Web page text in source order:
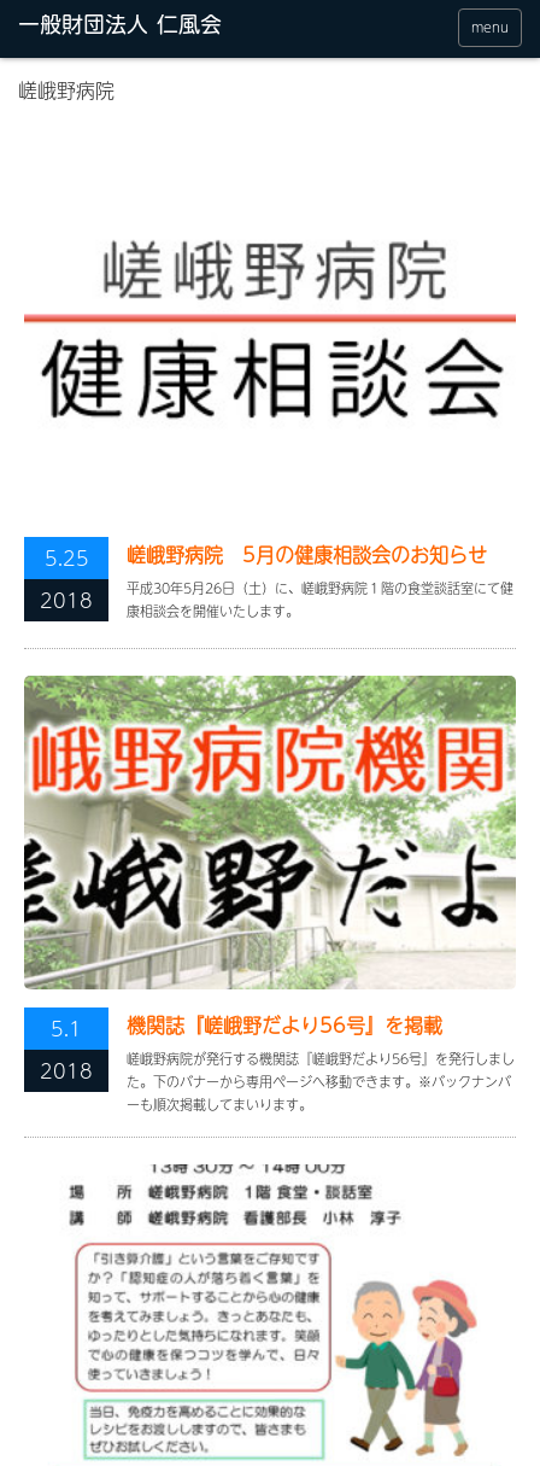
menu
嵯峨野病院
5.25
2018
嵯峨野病院 5月の健康相談会のお知らせ
平成30年5月26日（土）に、嵯峨野病院１階の食堂談話室にて健
康相談会を開催いたします。
5.1
2018
機関誌『嵯峨野だより56号』を掲載
嵯峨野病院が発行する機関誌『嵯峨野だより56号』を発行しまし
た。下のバナーから専用ページへ移動できます。※バックナンバ
ーも順次掲載してまいります。